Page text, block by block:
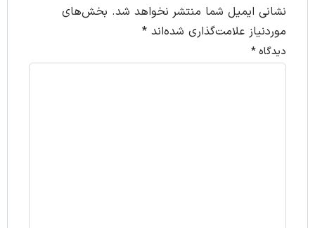
نشانی ایمیل شما منتشر نخواهد شد. بخش‌های
موردنیاز علامت‌گذاری شده‌اند *
دیدگاه*